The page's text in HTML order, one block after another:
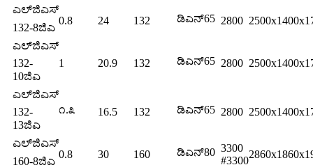
ಎಲ್‌ಜಿಎಸ್
132-8ಜಿಎ
0.8 24 132 ಡಿಎನ್65 2800
ಎಲ್‌ಜಿಎಸ್
132-
10ಜಿಎ
1 20.9 132 ಡಿಎನ್65 2800
ಎಲ್‌ಜಿಎಸ್
132-
13ಜಿಎ
೧.೩ 16.5 132 ಡಿಎನ್65 2800
ಎಲ್‌ಜಿಎಸ್
160-8ಜಿಎ
0.8 30 160 ಡಿಎನ್80 3300
#3300